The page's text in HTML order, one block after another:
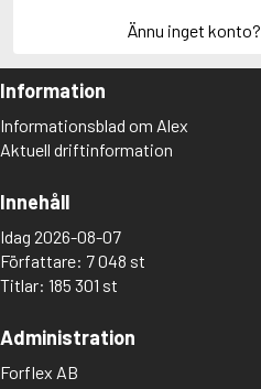
Ännu inget konto?
Information
Informationsblad om Alex
Aktuell driftinformation
Innehåll
Idag 2026-08-07
Författare: 7 048 st
Titlar: 185 301 st
Administration
Forflex AB